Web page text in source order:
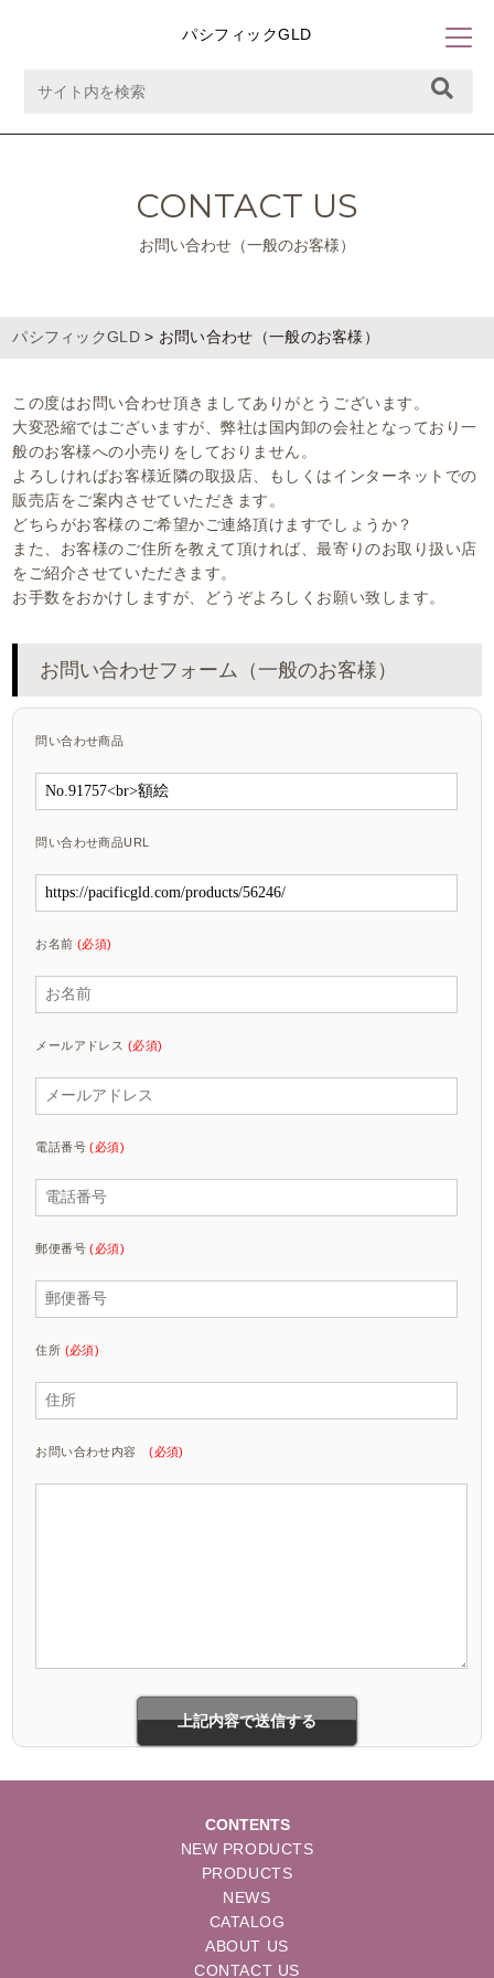
パシフィックGLD
CONTACT US
お問い合わせ（一般のお客様）
パシフィックGLD> お問い合わせ（一般のお客様）
この度はお問い合わせ頂きましてありがとうございます。
大変恐縮ではございますが、弊社は国内卸の会社となっており一
般のお客様への小売りをしておりません。
よろしければお客様近隣の取扱店、もしくはインターネットでの
販売店をご案内させていただきます。
どちらがお客様のご希望かご連絡頂けますでしょうか？
また、お客様のご住所を教えて頂ければ、最寄りのお取り扱い店
をご紹介させていただきます。
お手数をおかけしますが、どうぞよろしくお願い致します。
お問い合わせフォーム（一般のお客様）
問い合わせ商品
問い合わせ商品URL
お名前 (必須)
メールアドレス (必須)
電話番号(必須)
郵便番号(必須)
住所 (必須)
お問い合わせ内容(必須)
CONTENTS
NEW PRODUCTS
PRODUCTS
NEWS
CATALOG
ABOUT US
CONTACT US